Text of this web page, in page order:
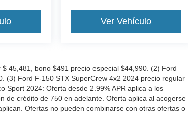
Ver Vehículo
45,481, bono $491 precio especial $44,990. (2) Ford
(3) Ford F-150 STX SuperCrew 4x2 2024 precio regular
Sport 2024: Oferta desde 2.99% APR aplica a los
de crédito de 750 en adelante. Oferta aplica al acogerse
Ofertas no pueden combinarse con otras ofertas o